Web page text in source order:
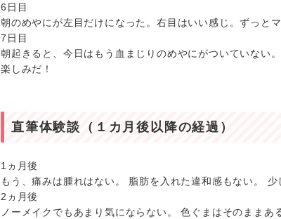
6日目
朝のめやにが左目だけになった。右目はいい感じ。ずっと
7日目
朝起きると、今日はもう血まじりのめやにがついていない
楽しみだ！
直筆体験談（１カ月後以降の経過）
1ヵ月後
もう、痛みは腫れはない。 脂肪を入れた違和感もない。 少
2ヵ月後
ノーメイクでもあまり気にならない。 色ぐまはそのままあ